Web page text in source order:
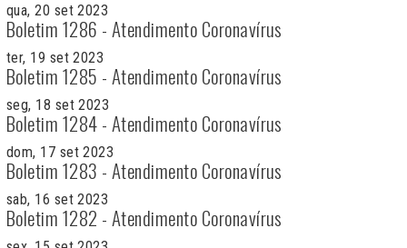
qua, 20 set 2023
Boletim 1286 - Atendimento Coronavírus
ter, 19 set 2023
Boletim 1285 - Atendimento Coronavírus
seg, 18 set 2023
Boletim 1284 - Atendimento Coronavírus
dom, 17 set 2023
Boletim 1283 - Atendimento Coronavírus
sab, 16 set 2023
Boletim 1282 - Atendimento Coronavírus